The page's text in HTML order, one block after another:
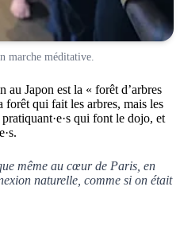
marche méditative.
Japon est la « forêt d’arbres
forêt qui fait les arbres, mais les
qui font le dojo, et
même au cœur de Paris, en
naturelle, comme si on était